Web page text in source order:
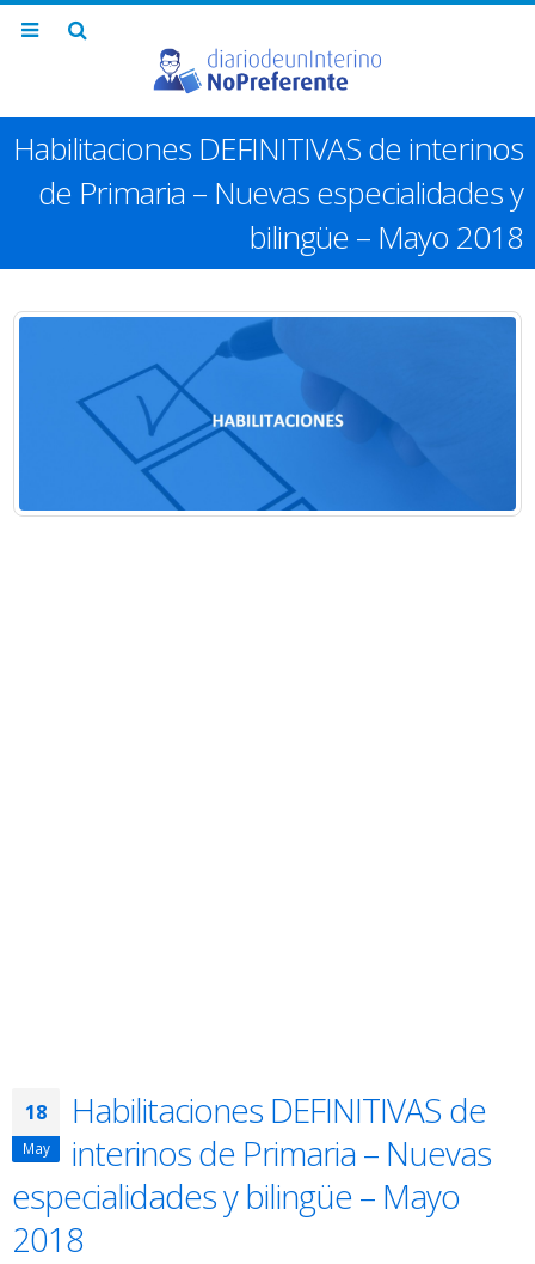
Habilitaciones DEFINITIVAS de interinos
de Primaria – Nuevas especialidades y
bilingüe – Mayo 2018
18
May
Habilitaciones DEFINITIVAS de
interinos de Primaria – Nuevas
especialidades y bilingüe – Mayo
2018